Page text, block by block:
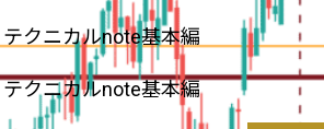
クニカルnote基本編
クニカルnote基本編